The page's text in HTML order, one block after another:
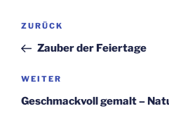
Beitragsnavigation
Vorheriger
Beitrag
ZURÜCK
Zauber der Feiertage
Nächster
Beitrag
WEITER
Geschmackvoll gemalt –